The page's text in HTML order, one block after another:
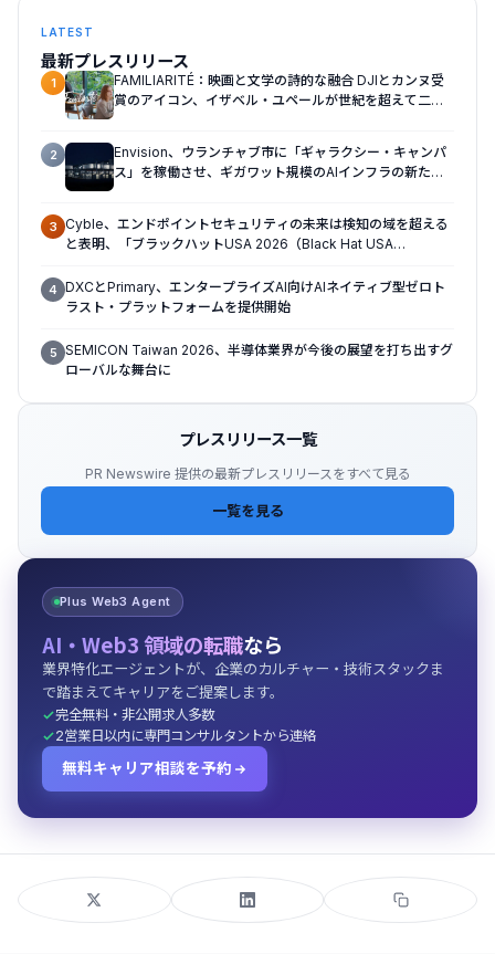
LATEST
最新プレスリリース
1
FAMILIARITÉ：映画と文学の詩的な融合 DJIとカンヌ受
賞のアイコン、イザベル・ユペールが世紀を超えて二人
2
Envision、ウランチャブ市に「ギャラクシー・キャンパ
ス」を稼働させ、ギガワット規模のAIインフラの新たな
3 Cyble、エンドポイントセキュリティの未来は検知の域を超える
と表明、「ブラックハットUSA 2026（Black Hat USA
4 DXCとPrimary、エンタープライズAI向けAIネイティブ型ゼロト
ラスト・プラットフォームを提供開始
5 SEMICON Taiwan 2026、半導体業界が今後の展望を打ち出すグ
ローバルな舞台に
プレスリリース一覧
PR Newswire 提供の最新プレスリリースをすべて見る
一覧を見る
Plus Web3 Agent
AI・Web3 領域の転職なら
業界特化エージェントが、企業のカルチャー・技術スタックま
で踏まえてキャリアをご提案します。
完全無料・非公開求人多数
2営業日以内に専門コンサルタントから連絡
無料キャリア相談を予約